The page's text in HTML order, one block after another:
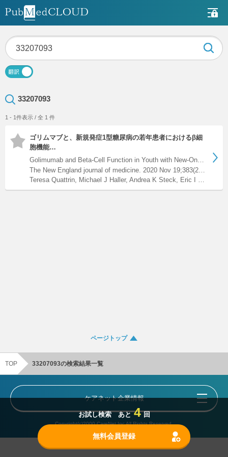
33207093
1 - 1件表示 / 全 1 件
ゴリムマブと、新規発症1型糖尿病の若年患者におけるβ細
胞機能…
Golimumab and Beta-Cell Function in Youth with New-Onset Typ…
The New England journal of medicine. 2020 Nov 19;383(21);2007-2017. doi: 10.1056/NEJMoa2006136.
Teresa Quattrin, Michael J Haller, Andrea K Steck, Eric I Felner, Yinglei Li, Yichuan Xia, Jocelyn H Leu, Ramineh Zoka, Joseph A Hedrick, Mark R Rigby, Frank Vercruysse
ページトップ
TOP 33207093の検索結果一覧
ケアネット企業情報
Copyright(c)2000 CareNet,Inc All Rights Reserved.
お試し検索 あと 4 回
無料会員登録